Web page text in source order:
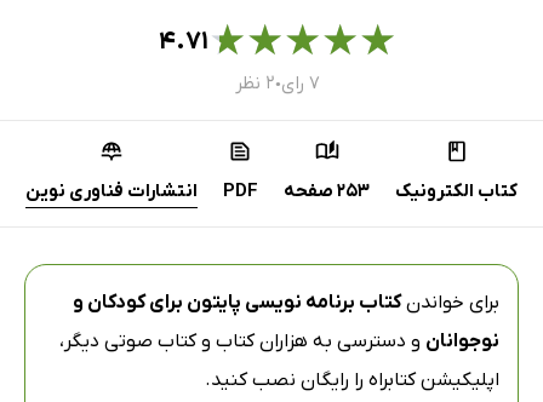
★
★
★
★
★۴.۷۱
۷ رای ● ۲ نظر
کتاب الکترونیک 253 صفحه PDF انتشارات فناوری نوین
برای خواندنکتاب برنامه‌ نویسی پایتون برای کودکان و
نوجوانان و دسترسی به هزاران کتاب و کتاب صوتی دیگر،
اپلیکیشن کتابراه را رایگان نصب کنید.